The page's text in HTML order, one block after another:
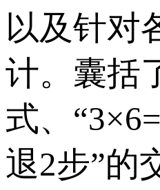
以及针对
计。囊括
式、
退2步”的